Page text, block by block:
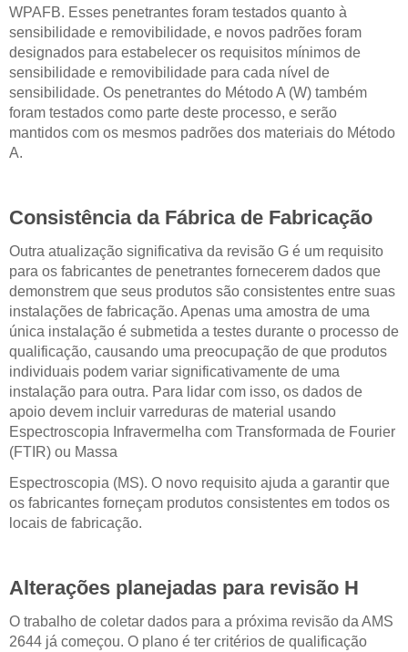
WPAFB. Esses penetrantes foram testados quanto à
sensibilidade e removibilidade, e novos padrões foram
designados para estabelecer os requisitos mínimos de
sensibilidade e removibilidade para cada nível de
sensibilidade. Os penetrantes do Método A (W) também
foram testados como parte deste processo, e serão
mantidos com os mesmos padrões dos materiais do Método
A.
Consistência da Fábrica de Fabricação
Outra atualização significativa da revisão G é um requisito
para os fabricantes de penetrantes fornecerem dados que
demonstrem que seus produtos são consistentes entre suas
instalações de fabricação. Apenas uma amostra de uma
única instalação é submetida a testes durante o processo de
qualificação, causando uma preocupação de que produtos
individuais podem variar significativamente de uma
instalação para outra. Para lidar com isso, os dados de
apoio devem incluir varreduras de material usando
Espectroscopia Infravermelha com Transformada de Fourier
(FTIR) ou Massa
Espectroscopia (MS). O novo requisito ajuda a garantir que
os fabricantes forneçam produtos consistentes em todos os
locais de fabricação.
Alterações planejadas para revisão H
O trabalho de coletar dados para a próxima revisão da AMS
2644 já começou. O plano é ter critérios de qualificação